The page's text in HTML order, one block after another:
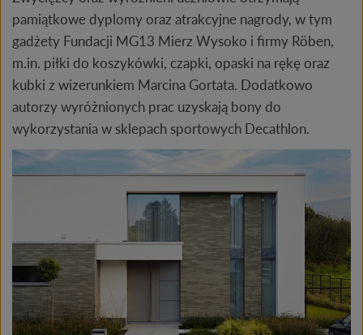
pamiątkowe dyplomy oraz atrakcyjne nagrody, w tym
gadżety Fundacji MG13 Mierz Wysoko i firmy Röben,
m.in. piłki do koszykówki, czapki, opaski na rękę oraz
kubki z wizerunkiem Marcina Gortata. Dodatkowo
autorzy wyróżnionych prac uzyskają bony do
wykorzystania w sklepach sportowych Decathlon.